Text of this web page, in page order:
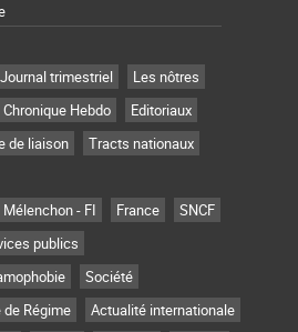
Journal trimestriel
Les nôtres
Hebdo
Editoriaux
de liaison
Tracts nationaux
Mélenchon - FI France
SNCF
publics
Société
Régime
Actualité internationale